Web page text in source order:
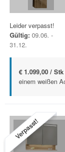
Leider verpasst!
Gültig: 09.06. -
31.12.
€ 1.099,00 / Stk
einem weißen
Verpasst!